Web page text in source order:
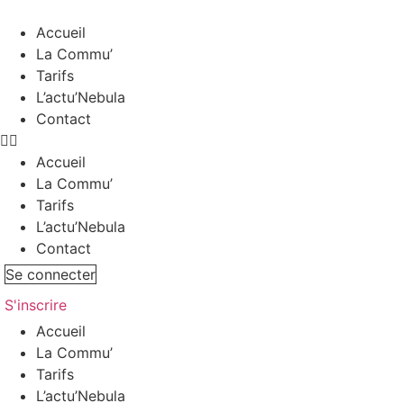
contenu
Accueil
La Commu’
Tarifs
L’actu’Nebula
Contact
Accueil
La Commu’
Tarifs
L’actu’Nebula
Contact
Se connecter
S'inscrire
Accueil
La Commu’
Tarifs
L’actu’Nebula